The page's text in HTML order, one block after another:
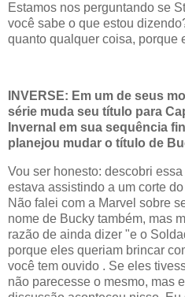
Estamos nos perguntando se
você sabe o que estou
quanto qualquer coisa, porque
INVERSE: Em um de seus
série muda seu título para
Invernal em sua sequência
planejou mudar o título de
Vou ser honesto: descobri
estava assistindo a um corte
Não falei com a Marvel sobre
nome de Bucky também, mas
razão de ainda dizer "e o
porque eles queriam brincar
você tem ouvido . Se eles
não parecesse o mesmo, mas